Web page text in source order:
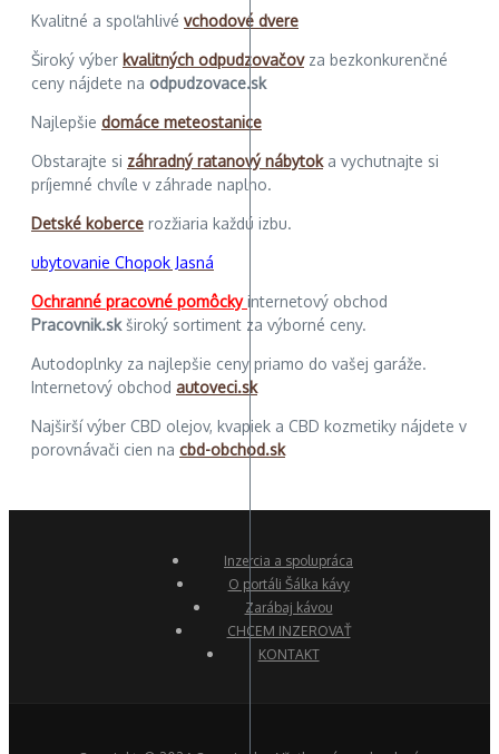
Kvalitné a spoľahlivé vchodové dvere
Široký výber kvalitných odpudzovačovza bezkonkurenčné
ceny nájdete na odpudzovace.sk
Najlepšie domáce meteostanice
Obstarajte si záhradný ratanový nábytoka vychutnajte si
príjemné chvíle v záhrade naplno.
Detské koberce rozžiaria každú izbu.
ubytovanie Chopok Jasná
Ochranné pracovné pomôckyinternetový obchod
Pracovnik.skširoký sortiment za výborné ceny.
Autodoplnky za najlepšie ceny priamo do vašej garáže.
Internetový obchod autoveci.sk
Najširší výber CBD olejov, kvapiek a CBD kozmetiky nájdete v
porovnávači cien na cbd-obchod.sk
Inzercia a spolupráca
O portáli Šálka kávy
Zarábaj kávou
CHCEM INZEROVAŤ
KONTAKT